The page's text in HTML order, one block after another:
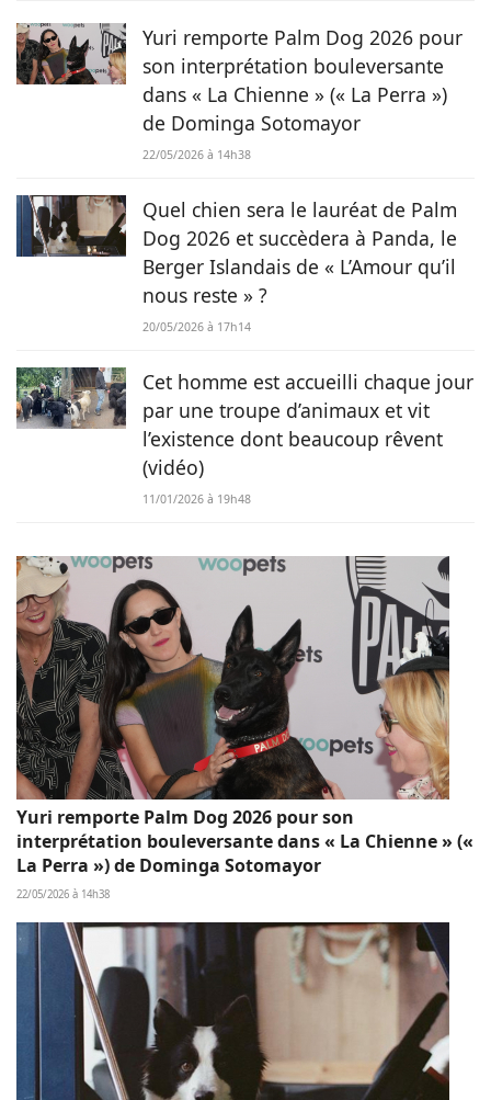
méritent et qu'ils nous procurent au quotidien. Prêter ma
plume à Chien.fr me permet d'y participer activement, en
plus de combiner ces deux passions.
Yuri remporte Palm Dog 2026 pour
son interprétation bouleversante
dans « La Chienne » (« La Perra »)
de Dominga Sotomayor
22/05/2026 à 14h38
Quel chien sera le lauréat de Palm
Dog 2026 et succèdera à Panda, le
Berger Islandais de « L’Amour qu’il
nous reste » ?
20/05/2026 à 17h14
Cet homme est accueilli chaque jour
par une troupe d’animaux et vit
l’existence dont beaucoup rêvent
(vidéo)
11/01/2026 à 19h48
Yuri remporte Palm Dog 2026 pour son
interprétation bouleversante dans « La Chienne » («
La Perra ») de Dominga Sotomayor
22/05/2026 à 14h38